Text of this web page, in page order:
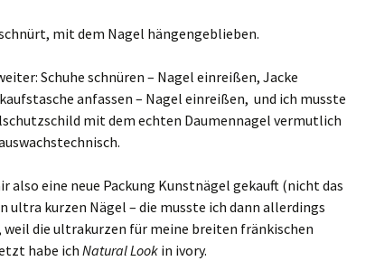
mit dem Nagel hängengeblieben.
Schuhe schnüren – Nagel einreißen, Jacke
anfassen – Nagel einreißen, und ich musste
mit dem echten Daumennagel vermutlich
also eine neue Packung Kunstnägel gekauft (nicht das
ultra kurzen Nägel – die musste ich dann allerdings
weil die ultrakurzen für meine breiten fränkischen
habe ichNatural Look in ivory.